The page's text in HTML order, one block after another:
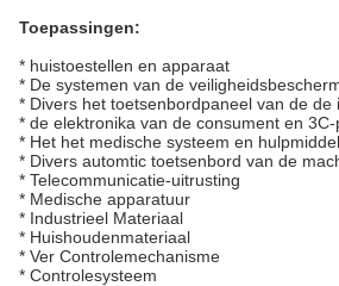
Toepassingen:
* huistoestellen en apparaat
* De systemen van de
* Divers het toetsenbordpaneel van de de
* de elektronika van de consument en
* Het het medische systeem en
* Divers automtic toetsenbord van de
* Telecommunicatie-uitrusting
* Medische apparatuur
* Industrieel Materiaal
* Huishoudenmateriaal
* Ver Controlemechanisme
* Controlesysteem